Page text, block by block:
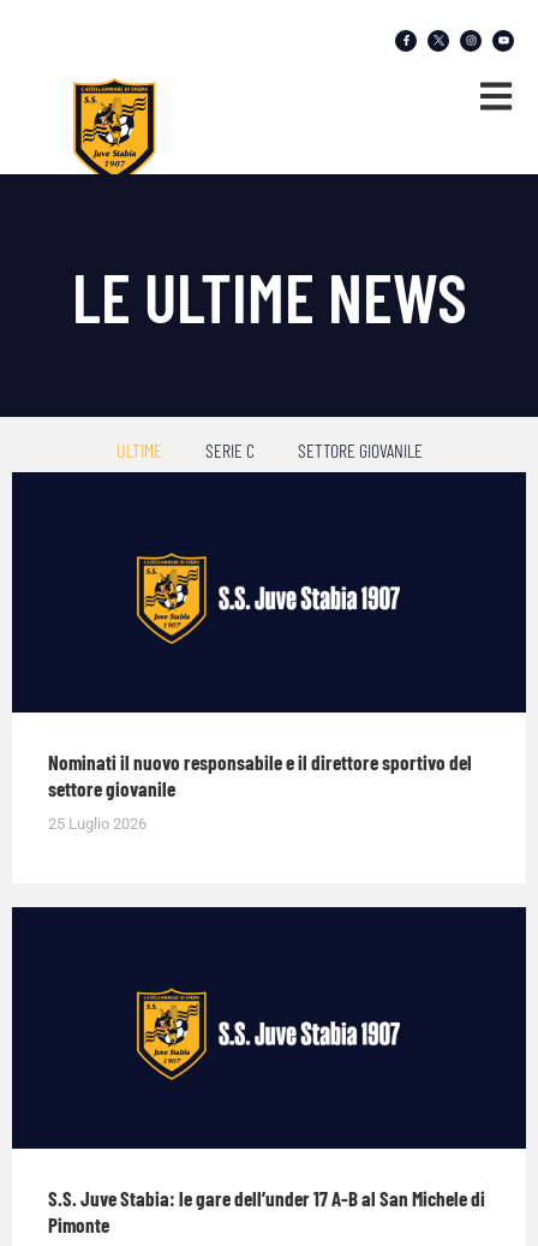
LE ULTIME NEWS
ULTIME SERIE C SETTORE GIOVANILE
Nominati il nuovo responsabile e il direttore sportivo del
settore giovanile
25 Luglio 2026
S.S. Juve Stabia: le gare dell’under 17 A-B al San Michele di
Pimonte